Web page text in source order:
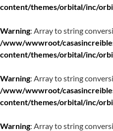
content/themes/orbital/inc/
Warning: Array to string
/www/wwwroot/
content/themes/orbital/inc/
Warning: Array to string
/www/wwwroot/
content/themes/orbital/inc/
Warning: Array to string